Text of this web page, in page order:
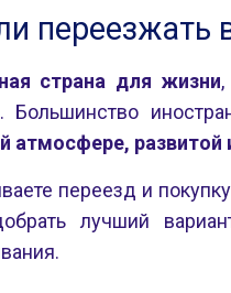
переезжать
страна для жизни
Большинство
атмосфере,
переезд и
лучший